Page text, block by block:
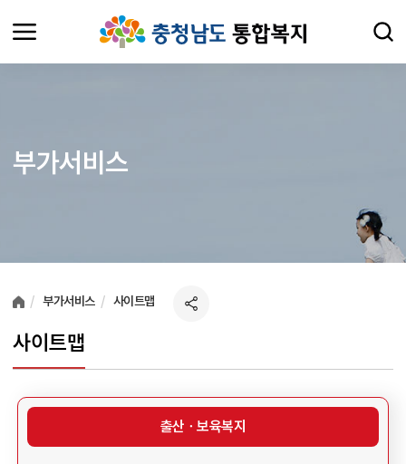
부가서비스
부가서비스 사이트맵
사이트맵
출산ㆍ보육복지